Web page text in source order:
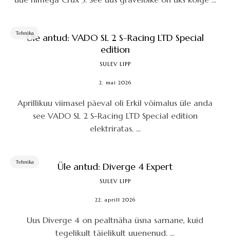
TehnikaÜle antud: VADO SL 2 S-Racing LTD Special
edition
SULEV LIPP
2. mai 2026
Aprillikuu viimasel päeval oli Erkil võimalus üle anda
see VADO SL 2 S-Racing LTD Special edition
elektriratas. ...
Tehnika Üle antud: Diverge 4 Expert
SULEV LIPP
22. aprill 2026
Uus Diverge 4 on pealtnäha üsna sarnane, kuid
tegelikult täielikult uuenenud. ...